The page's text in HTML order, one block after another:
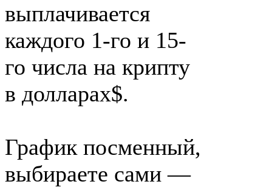
выплачивается
каждого 1-го и 15-
го числа на крипту
в долларах$.
График посменный,
выбираете сами —